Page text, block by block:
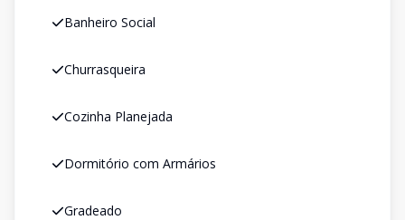
Banheiro Social
Churrasqueira
Cozinha Planejada
Dormitório com Armários
Gradeado